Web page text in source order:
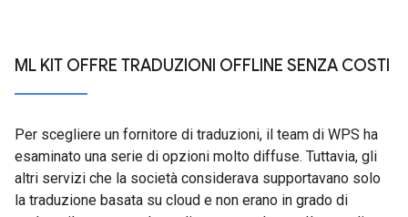
ML KIT OFFRE TRADUZIONI OFFLINE SENZA COSTI
Per scegliere un fornitore di traduzioni, il team di WPS ha
esaminato una serie di opzioni molto diffuse. Tuttavia, gli
altri servizi che la società considerava supportavano solo
la traduzione basata su cloud e non erano in grado di